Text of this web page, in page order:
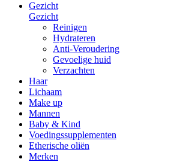
Gezicht
Gezicht
Reinigen
Hydrateren
Anti-Veroudering
Gevoelige huid
Verzachten
Haar
Lichaam
Make up
Mannen
Baby & Kind
Voedingssupplementen
Etherische oliën
Merken